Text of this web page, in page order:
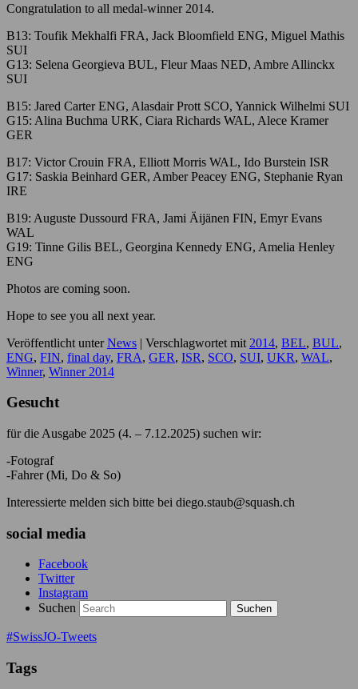
Congratulation to all medal-winner 2014.
B13: Toufik Mekhalfi FRA, Jack Bloomfield ENG, Miguel Mathis
SUI
G13: Selena Georgieva BUL, Fleur Maas NED, Ambre Allinckx
SUI
B15: Jared Carter ENG, Alasdair Prott SCO, Yannick Wilhelmi SUI
G15: Alina Buchma URK, Ciara Richards WAL, Alece Kramer
GER
B17: Victor Crouin FRA, Elliott Morris WAL, Ido Burstein ISR
G17: Saskia Beinhard GER, Amber Peacey ENG, Stephanie Ryan
IRE
B19: Auguste Dussourd FRA, Jami Äijänen FIN, Emyr Evans
WAL
G19: Tinne Gilis BEL, Georgina Kennedy ENG, Amelia Henley
ENG
Photos are coming soon.
Hope to see you all next year.
Veröffentlicht unter News | Verschlagwortet mit 2014, BEL, BUL,
ENG, FIN, final day, FRA, GER, ISR, SCO, SUI, UKR, WAL,
Winner, Winner 2014
Gesucht
für die Ausgabe 2025 (4. – 7.12.2025) suchen wir:
-Fotograf
-Fahrer (Mi, Do & So)
Interessierte melden sich bitte bei diego.staub@squash.ch
social media
Facebook
Twitter
Instagram
Suchen
#SwissJO-Tweets
Tags